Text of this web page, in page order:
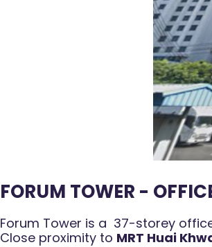
FORUM TOWER -
Forum Tower is a 37-storey
Close proximity to MRT Huai